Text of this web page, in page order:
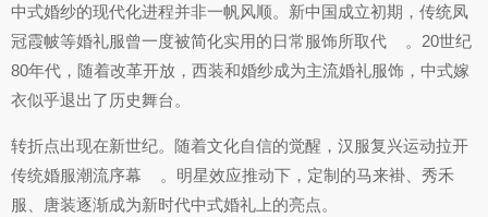
中式婚纱的现代化进程并非一帆风顺。新中国成立初期，传统凤
冠霞帔等婚礼服曾一度被简化实用的日常服饰所取代
。20世纪
80年代，随着改革开放，西装和婚纱成为主流婚礼服饰，中式嫁
衣似乎退出了历史舞台。
转折点出现在新世纪。随着文化自信的觉醒，汉服复兴运动拉开
传统婚服潮流序幕
。明星效应推动下，定制的马来褂、秀禾
服、唐装逐渐成为新时代中式婚礼上的亮点。